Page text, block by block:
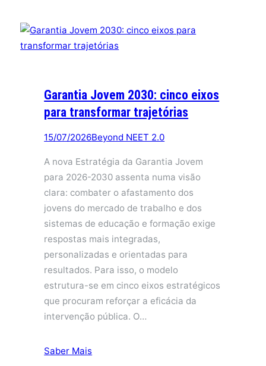
Garantia Jovem 2030: cinco eixos
para transformar trajetórias
15/07/2026Beyond NEET 2.0
A nova Estratégia da Garantia Jovem
para 2026-2030 assenta numa visão
clara: combater o afastamento dos
jovens do mercado de trabalho e dos
sistemas de educação e formação exige
respostas mais integradas,
personalizadas e orientadas para
resultados. Para isso, o modelo
estrutura-se em cinco eixos estratégicos
que procuram reforçar a eficácia da
intervenção pública. O…
Saber Mais